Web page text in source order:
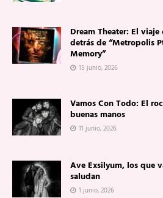
Dream Theater: El
detrás de “Metropolis
Memory”
15 junio, 2026
Vamos Con Todo: El
buenas manos
11 junio, 2026
Ave Exsilyum, los que
saludan
1 junio, 2026